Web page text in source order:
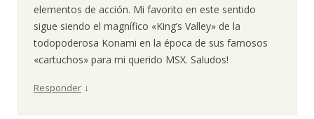
elementos de acción. Mi favorito en este sentido
sigue siendo el magnífico «King’s Valley» de la
todopoderosa Konami en la época de sus famosos
«cartuchos» para mi querido MSX. Saludos!
Responder ↓